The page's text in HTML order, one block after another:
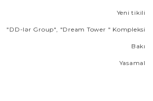
Yeni tikili
"DD-lər Group", "Dream Tower " Kompleksi
Bakı
Yasamal